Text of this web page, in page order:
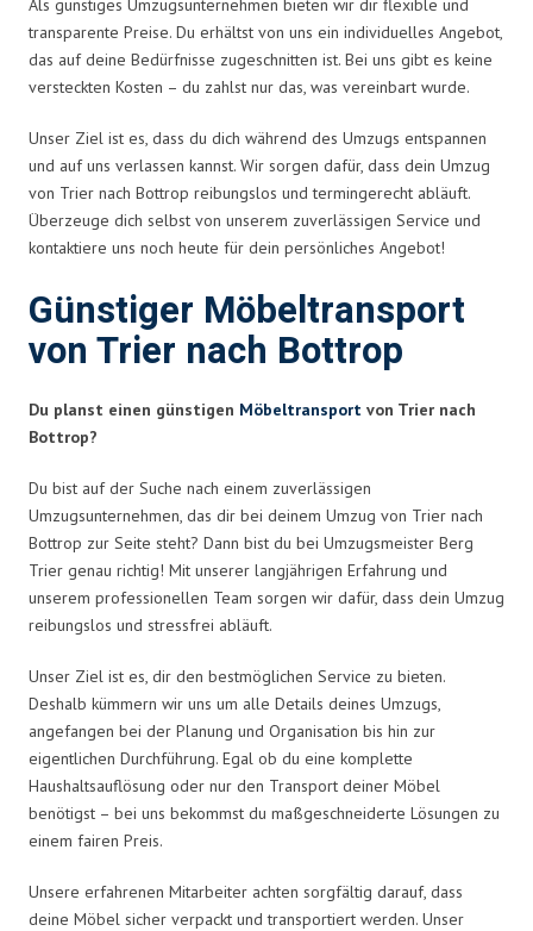
Als günstiges Umzugsunternehmen bieten wir dir flexible und
transparente Preise. Du erhältst von uns ein individuelles Angebot,
das auf deine Bedürfnisse zugeschnitten ist. Bei uns gibt es keine
versteckten Kosten – du zahlst nur das, was vereinbart wurde.
Unser Ziel ist es, dass du dich während des Umzugs entspannen
und auf uns verlassen kannst. Wir sorgen dafür, dass dein Umzug
von Trier nach Bottrop reibungslos und termingerecht abläuft.
Überzeuge dich selbst von unserem zuverlässigen Service und
kontaktiere uns noch heute für dein persönliches Angebot!
Günstiger Möbeltransport
von Trier nach Bottrop
Du planst einen günstigen Möbeltransport von Trier nach
Bottrop?
Du bist auf der Suche nach einem zuverlässigen
Umzugsunternehmen, das dir bei deinem Umzug von Trier nach
Bottrop zur Seite steht? Dann bist du bei Umzugsmeister Berg
Trier genau richtig! Mit unserer langjährigen Erfahrung und
unserem professionellen Team sorgen wir dafür, dass dein Umzug
reibungslos und stressfrei abläuft.
Unser Ziel ist es, dir den bestmöglichen Service zu bieten.
Deshalb kümmern wir uns um alle Details deines Umzugs,
angefangen bei der Planung und Organisation bis hin zur
eigentlichen Durchführung. Egal ob du eine komplette
Haushaltsauflösung oder nur den Transport deiner Möbel
benötigst – bei uns bekommst du maßgeschneiderte Lösungen zu
einem fairen Preis.
Unsere erfahrenen Mitarbeiter achten sorgfältig darauf, dass
deine Möbel sicher verpackt und transportiert werden. Unser